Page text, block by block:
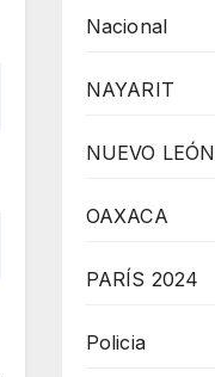
Nacional
NAYARIT
NUEVO LEÓN
OAXACA
PARÍS 2024
Policia